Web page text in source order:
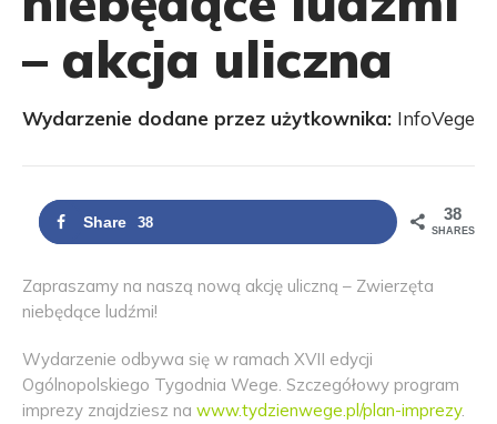
– akcja uliczna
Wydarzenie dodane przez użytkownika: InfoVege
Share 38 38
SHARES
Zapraszamy na naszą nową akcję uliczną – Zwierzęta
niebędące ludźmi!
Wydarzenie odbywa się w ramach XVII edycji
Ogólnopolskiego Tygodnia Wege. Szczegółowy program
imprezy znajdziesz na www.tydzienwege.pl/plan-imprezy.